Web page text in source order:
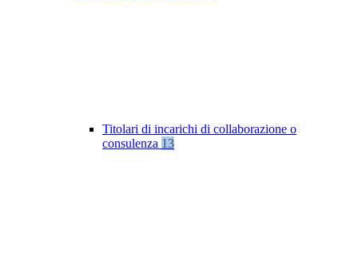
Titolari di incarichi di collaborazione o
consulenza 13